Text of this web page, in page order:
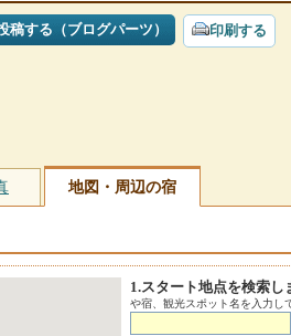
稿する（ブログパーツ） 印刷する
地図・周辺の宿
1.スタート地点を検索し
や宿、観光スポット名を入力し